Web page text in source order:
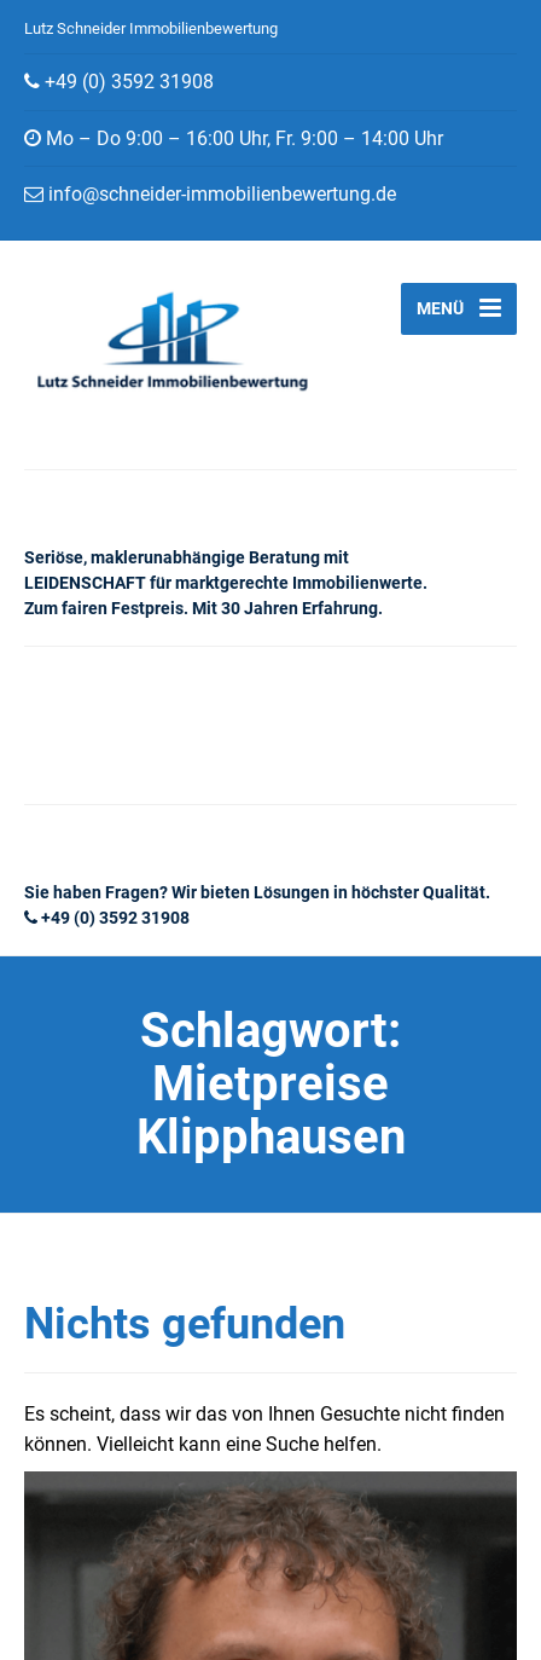
Lutz Schneider Immobilienbewertung
+49 (0) 3592 31908
Mo – Do 9:00 – 16:00 Uhr, Fr. 9:00 – 14:00 Uhr
info@schneider-immobilienbewertung.de
Seriöse, maklerunabhängige Beratung mit
LEIDENSCHAFT für marktgerechte Immobilienwerte.
Zum fairen Festpreis. Mit 30 Jahren Erfahrung.
MENÜ
Sie haben Fragen? Wir bieten Lösungen in höchster Qualität.
+49 (0) 3592 31908
Schlagwort:
Mietpreise
Klipphausen
Nichts gefunden
Es scheint, dass wir das von Ihnen Gesuchte nicht finden
können. Vielleicht kann eine Suche helfen.